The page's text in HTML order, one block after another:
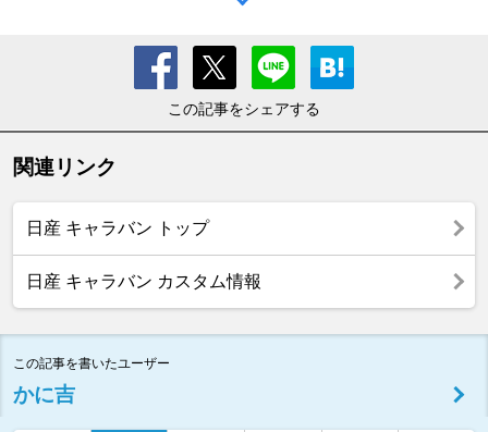
この記事をシェアする
関連リンク
日産 キャラバン トップ
日産 キャラバン カスタム情報
この記事を書いたユーザー
かに吉